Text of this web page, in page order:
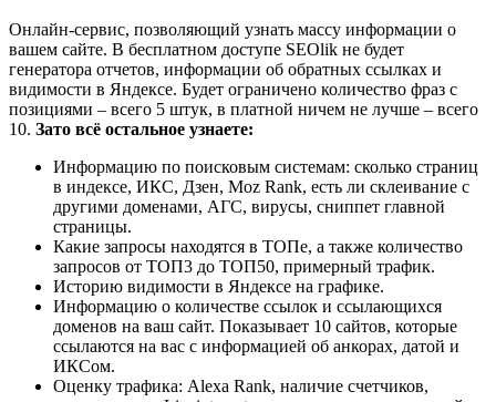
Онлайн-сервис, позволяющий узнать массу информации о
вашем сайте. В бесплатном доступе SEOlik не будет
генератора отчетов, информации об обратных ссылках и
видимости в Яндексе. Будет ограничено количество фраз с
позициями – всего 5 штук, в платной ничем не лучше – всего
10. Зато всё остальное узнаете:
Информацию по поисковым системам: сколько страниц
в индексе, ИКС, Дзен, Moz Rank, есть ли склеивание с
другими доменами, АГС, вирусы, сниппет главной
страницы.
Какие запросы находятся в ТОПе, а также количество
запросов от ТОП3 до ТОП50, примерный трафик.
Историю видимости в Яндексе на графике.
Информацию о количестве ссылок и ссылающихся
доменов на ваш сайт. Показывает 10 сайтов, которые
ссылаются на вас с информацией об анкорах, датой и
ИКСом.
Оценку трафика: Alexa Rank, наличие счетчиков,